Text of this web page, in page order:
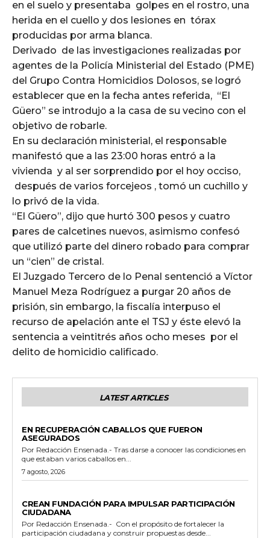
en el suelo y presentaba golpes en el rostro, una
herida en el cuello y dos lesiones en tórax
producidas por arma blanca.
Derivado de las investigaciones realizadas por
agentes de la Policía Ministerial del Estado (PME)
del Grupo Contra Homicidios Dolosos, se logró
establecer que en la fecha antes referida, “El
Güero” se introdujo a la casa de su vecino con el
objetivo de robarle.
En su declaración ministerial, el responsable
manifestó que a las 23:00 horas entró a la
vivienda y al ser sorprendido por el hoy occiso,
después de varios forcejeos , tomó un cuchillo y
lo privó de la vida.
“El Güero”, dijo que hurtó 300 pesos y cuatro
pares de calcetines nuevos, asimismo confesó
que utilizó parte del dinero robado para comprar
un “cien” de cristal.
El Juzgado Tercero de lo Penal sentenció a Víctor
Manuel Meza Rodríguez a purgar 20 años de
prisión, sin embargo, la fiscalía interpuso el
recurso de apelación ante el TSJ y éste elevó la
sentencia a veintitrés años ocho meses por el
delito de homicidio calificado.
LATEST ARTICLES
EN RECUPERACIÓN CABALLOS QUE FUERON
ASEGURADOS
Por Redacción Ensenada.- Tras darse a conocer las condiciones en
que estaban varios caballos en...
7 agosto, 2026
CREAN FUNDACIÓN PARA IMPULSAR PARTICIPACIÓN
CIUDADANA
Por Redacción Ensenada.- Con el propósito de fortalecer la
participación ciudadana y construir propuestas desde...